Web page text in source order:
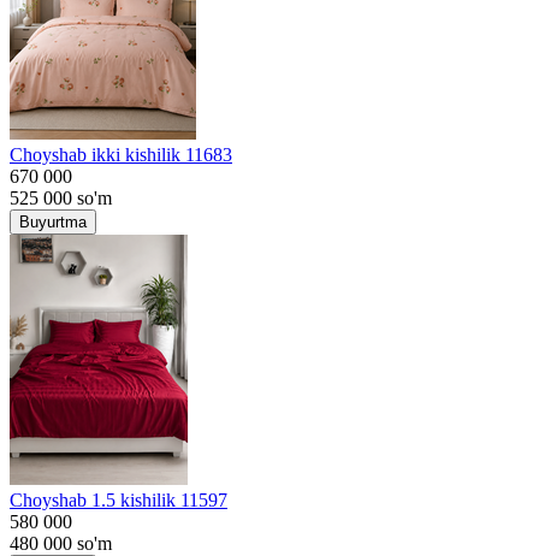
Choyshab ikki kishilik 11683
670 000
525 000 so'm
Buyurtma
Choyshab 1.5 kishilik 11597
580 000
480 000 so'm